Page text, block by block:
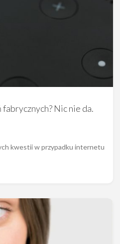
Nic nie da.
kwestii w przypadku internetu